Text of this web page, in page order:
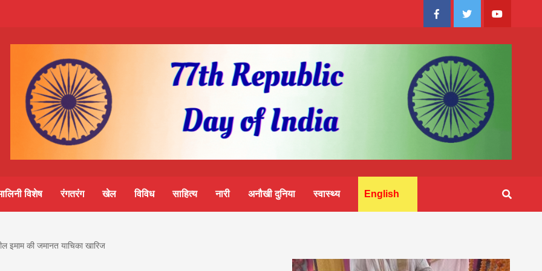
FacebookTwitter Youtube
विशेष रंगतरंग खेल विविध साहित्य नारी अनौखी दुनिया स्वास्थ्य English
इमाम की जमानत याचिका खारिज